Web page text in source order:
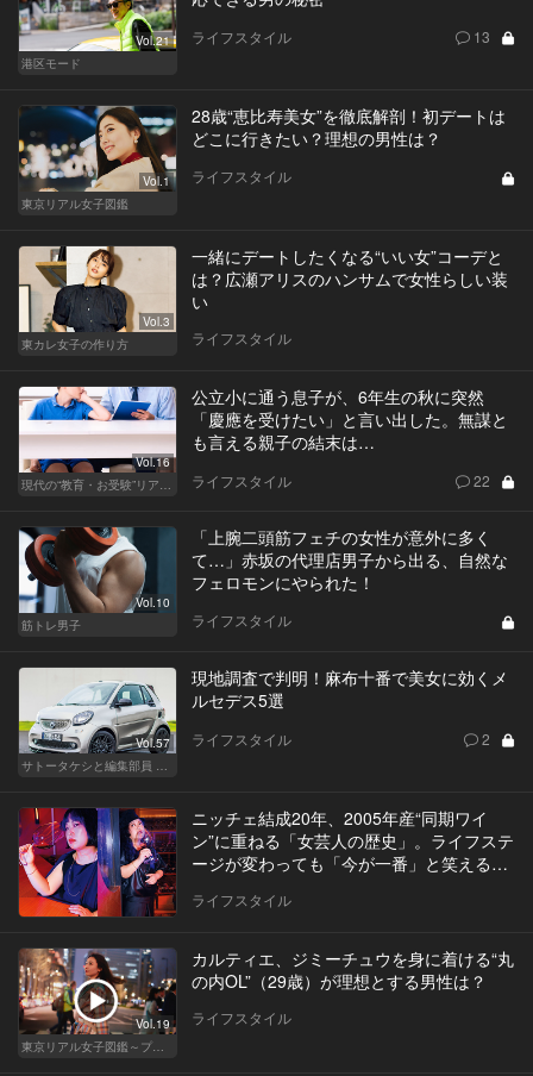
Vol.21
港区モード
ライフスタイル 13
Vol.1
東京リアル女子図鑑
28歳“恵比寿美女”を徹底解剖！初デートは
どこに行きたい？理想の男性は？
ライフスタイル
Vol.3
東カレ女子の作り方
一緒にデートしたくなる“いい女”コーデと
は？広瀬アリスのハンサムで女性らしい装
い
ライフスタイル
Vol.16
現代の“教育・お受験”リアルドキュメント
公立小に通う息子が、6年生の秋に突然
「慶應を受けたい」と言い出した。無謀と
も言える親子の結末は…
ライフスタイル 22
Vol.10
筋トレ男子
「上腕二頭筋フェチの女性が意外に多く
て…」赤坂の代理店男子から出る、自然な
フェロモンにやられた！
ライフスタイル
Vol.57
現地調査で判明！麻布十番で美女に効くメ
ルセデス5選
ライフスタイル 2
ニッチェ結成20年、2005年産“同期ワイ
ン”に重ねる「女芸人の歴史」。ライフステ
ージが変わっても「今が一番」と笑える理
ライフスタイル
Vol.19
カルティエ、ジミーチュウを身に着ける“丸
の内OL”（29歳）が理想とする男性は？
ライフスタイル